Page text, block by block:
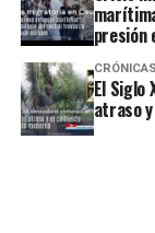
presión
El Siglo
atraso